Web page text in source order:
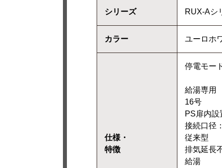
シリーズ RUX-Aシ
カラー ユーロホ
仕様・
特徴
停電モー
給湯専用
16号
PS扉内
接続口径
従来型
排気延長
給湯